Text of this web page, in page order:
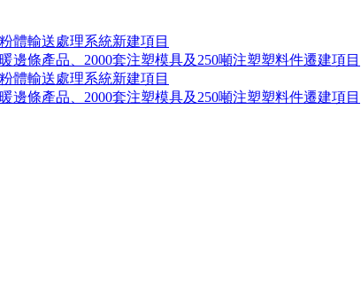
體輸送處理系統新建項目
邊條產品、2000套注塑模具及250噸注塑塑料件遷建項目
體輸送處理系統新建項目
邊條產品、2000套注塑模具及250噸注塑塑料件遷建項目